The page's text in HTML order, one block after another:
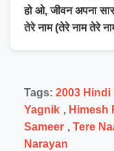
हो ओ, जीवन अपना
तेरे नाम (तेरे नाम तेरे
Tags: 2003
Yagnik , Himesh
Sameer , Tere
Narayan